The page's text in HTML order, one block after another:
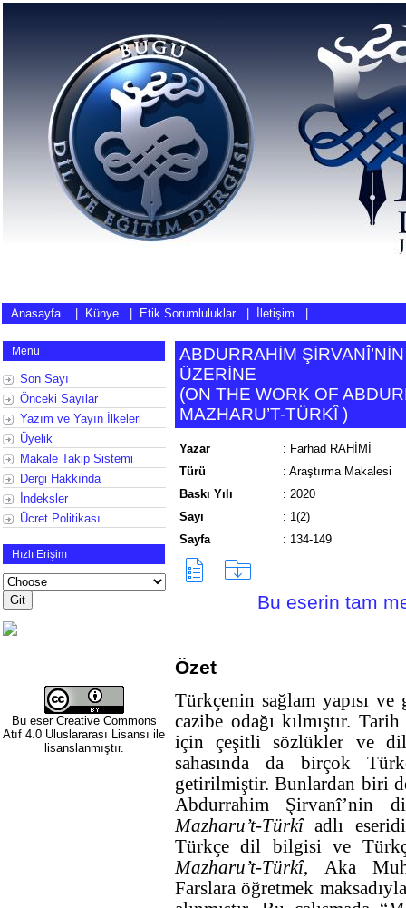
Anasayfa| Künye Etik Sorumluluklar İletişim
Menü
Son Sayı
Önceki Sayılar
Yazım ve Yayın İlkeleri
Üyelik
Makale Takip Sistemi
Dergi Hakkında
İndeksler
Ücret Politikası
Hızlı Erişim
Bu eser Creative Commons
Atıf 4.0 Uluslararası Lisansı ile
lisanslanmıştır.
ABDURRAHİM
ÜZERİNE
(ON THE WORK OF
MAZHARU’T-TÜRKÎ )
Yazar : Farhad RAHİMİ
Türü
: Araştırma Makalesi
Baskı Yılı
: 2020
Sayı
: 1(2)
Sayfa
: 134-149
Bu eserin tam
Özet
Türkçenin sağlam yapısı
cazibe odağı kılmıştır.
için çeşitli sözlükler ve
sahasında da birçok
getirilmiştir. Bunlardan biri
Abdurrahim Şirvanî’nin
Mazharu’t-Türkîadlı
Türkçe dil bilgisi ve
Mazharu’t-Türkî, Aka
Farslara öğretmek